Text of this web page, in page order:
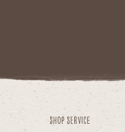
Shop Service